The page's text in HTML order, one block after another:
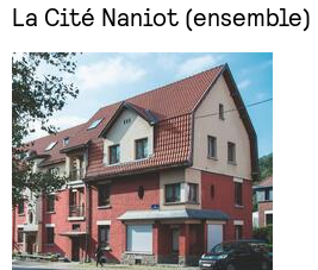
La Cité Naniot (ensemble)